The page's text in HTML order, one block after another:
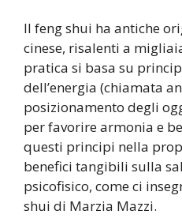
Il feng shui ha antiche
cinese, risalenti a
pratica si basa su
dell’energia (chiamata
posizionamento degli
per favorire armonia e
questi principi nella
benefici tangibili sulla
psicofisico, come ci
shui di Marzia Mazzi.